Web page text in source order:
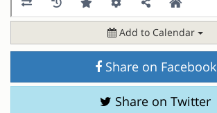
Add to Calendar
Share on Facebook
Share on Twitter